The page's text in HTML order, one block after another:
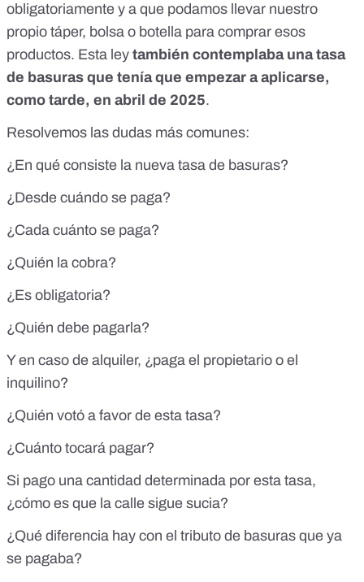
obligatoriamente y a que podamos llevar nuestro
propio táper, bolsa o botella para comprar esos
productos. Esta ley también contemplaba una tasa
de basuras que tenía que empezar a aplicarse,
como tarde, en abril de 2025.
Resolvemos las dudas más comunes:
¿En qué consiste la nueva tasa de basuras?
¿Desde cuándo se paga?
¿Cada cuánto se paga?
¿Quién la cobra?
¿Es obligatoria?
¿Quién debe pagarla?
Y en caso de alquiler, ¿paga el propietario o el
inquilino?
¿Quién votó a favor de esta tasa?
¿Cuánto tocará pagar?
Si pago una cantidad determinada por esta tasa,
¿cómo es que la calle sigue sucia?
¿Qué diferencia hay con el tributo de basuras que ya
se pagaba?